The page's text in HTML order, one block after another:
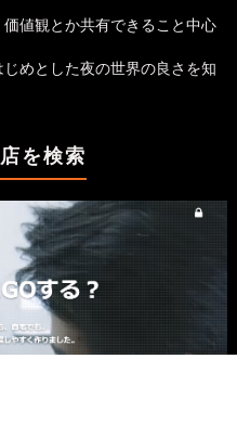
値観とか共有できること中心
めとした夜の世界の良さを知
を検索